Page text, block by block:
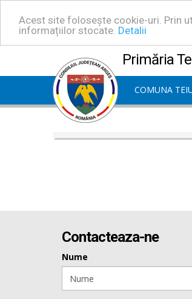
Acest site folosește cookie-uri. Prin
informațiilor stocate. Detalii
Primăria
COMUNA
Contacteaza-ne
Nume